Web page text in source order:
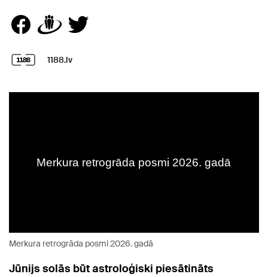
1188.lv
Merkura retrogrāda posmi 2026. gadā
Jūnijs solās būt astroloģiski piesātināts